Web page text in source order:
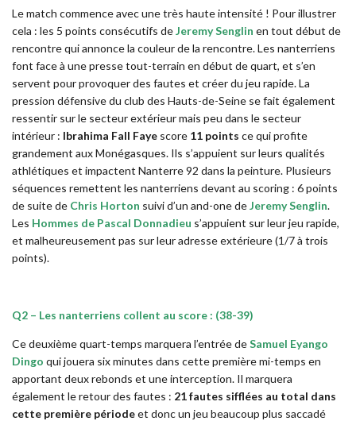
Le match commence avec une très haute intensité ! Pour illustrer
cela : les 5 points consécutifs deJeremy Senglin en tout début de
rencontre qui annonce la couleur de la rencontre. Les nanterriens
font face à une presse tout-terrain en début de quart, et s’en
servent pour provoquer des fautes et créer du jeu rapide. La
pression défensive du club des Hauts-de-Seine se fait également
ressentir sur le secteur extérieur mais peu dans le secteur
intérieur : Ibrahima Fall Faye score 11 points ce qui profite
grandement aux Monégasques. Ils s’appuient sur leurs qualités
athlétiques et impactent Nanterre 92 dans la peinture. Plusieurs
séquences remettent les nanterriens devant au scoring : 6 points
de suite de Chris Horton suivi d’un and-one deJeremy Senglin.
Les Hommes de Pascal Donnadieu s’appuient sur leur jeu rapide,
et malheureusement pas sur leur adresse extérieure (1/7 à trois
points).
Q2 – Les nanterriens collent au score : (38-39)
Ce deuxième quart-temps marquera l’entrée deSamuel Eyango
Dingo qui jouera six minutes dans cette première mi-temps en
apportant deux rebonds et une interception. Il marquera
également le retour des fautes : 21 fautes sifflées au total dans
cette première périodeet donc un jeu beaucoup plus saccadé